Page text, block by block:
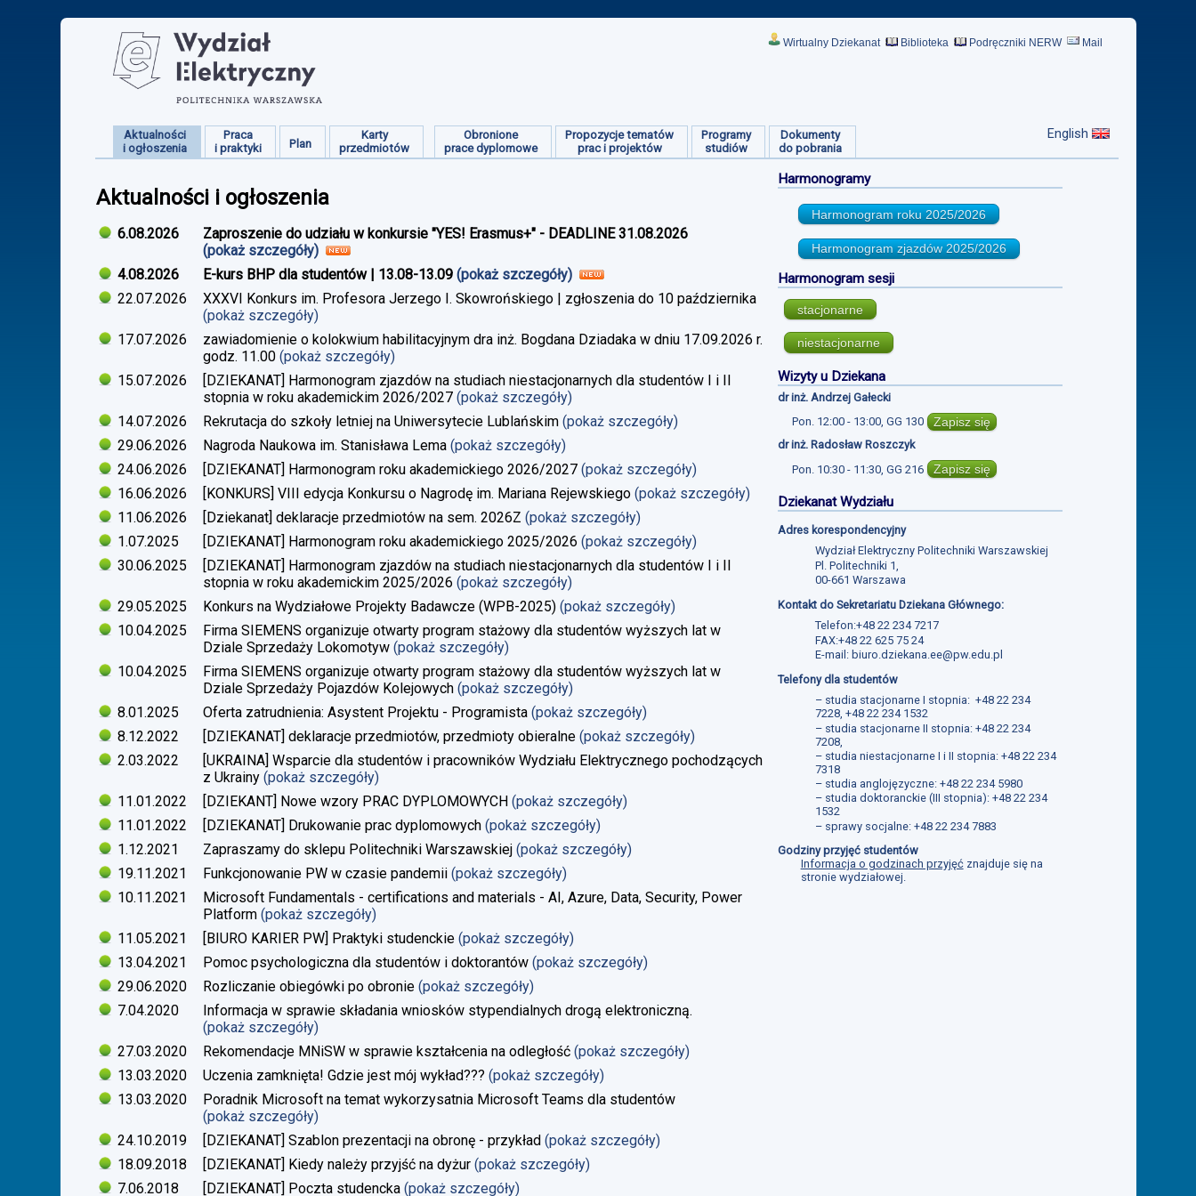
Wirtualny Dziekanat Biblioteka Podręczniki NERW Mail
Aktualności
i ogłoszenia
Praca
i praktyki
Plan
Karty
przedmiotów
Obronione
prace dyplomowe
Propozycje tematów
prac i projektów
Programy
studiów
Dokumenty
do pobrania
English
Aktualności i ogłoszenia
6.08.2026
Zaproszenie do udziału w konkursie "YES! Erasmus+" - DEADLINE 31.08.2026
(pokaż szczegóły)
4.08.2026
E-kurs BHP dla studentów | 13.08-13.09 (pokaż szczegóły)
22.07.2026
XXXVI Konkurs im. Profesora Jerzego I. Skowrońskiego | zgłoszenia do 10 października
(pokaż szczegóły)
17.07.2026
zawiadomienie o kolokwium habilitacyjnym dra inż. Bogdana Dziadaka w dniu 17.09.2026 r.
godz. 11.00 (pokaż szczegóły)
15.07.2026
[DZIEKANAT] Harmonogram zjazdów na studiach niestacjonarnych dla studentów I i II
stopnia w roku akademickim 2026/2027 (pokaż szczegóły)
14.07.2026
Rekrutacja do szkoły letniej na Uniwersytecie Lublańskim (pokaż szczegóły)
29.06.2026
Nagroda Naukowa im. Stanisława Lema (pokaż szczegóły)
24.06.2026
[DZIEKANAT] Harmonogram roku akademickiego 2026/2027 (pokaż szczegóły)
16.06.2026
[KONKURS] VIII edycja Konkursu o Nagrodę im. Mariana Rejewskiego (pokaż szczegóły)
11.06.2026
[Dziekanat] deklaracje przedmiotów na sem. 2026Z (pokaż szczegóły)
1.07.2025
[DZIEKANAT] Harmonogram roku akademickiego 2025/2026 (pokaż szczegóły)
30.06.2025
[DZIEKANAT] Harmonogram zjazdów na studiach niestacjonarnych dla studentów I i II
stopnia w roku akademickim 2025/2026 (pokaż szczegóły)
29.05.2025
Konkurs na Wydziałowe Projekty Badawcze (WPB-2025) (pokaż szczegóły)
10.04.2025
Firma SIEMENS organizuje otwarty program stażowy dla studentów wyższych lat w
Dziale Sprzedaży Lokomotyw (pokaż szczegóły)
10.04.2025
Firma SIEMENS organizuje otwarty program stażowy dla studentów wyższych lat w
Dziale Sprzedaży Pojazdów Kolejowych (pokaż szczegóły)
8.01.2025
Oferta zatrudnienia: Asystent Projektu - Programista (pokaż szczegóły)
8.12.2022
[DZIEKANAT] deklaracje przedmiotów, przedmioty obieralne (pokaż szczegóły)
2.03.2022
[UKRAINA] Wsparcie dla studentów i pracowników Wydziału Elektrycznego pochodzących
z Ukrainy (pokaż szczegóły)
11.01.2022
[DZIEKANT] Nowe wzory PRAC DYPLOMOWYCH (pokaż szczegóły)
11.01.2022
[DZIEKANAT] Drukowanie prac dyplomowych (pokaż szczegóły)
1.12.2021
Zapraszamy do sklepu Politechniki Warszawskiej (pokaż szczegóły)
19.11.2021
Funkcjonowanie PW w czasie pandemii (pokaż szczegóły)
10.11.2021
Microsoft Fundamentals - certifications and materials - AI, Azure, Data, Security, Power
Platform (pokaż szczegóły)
11.05.2021
[BIURO KARIER PW] Praktyki studenckie (pokaż szczegóły)
13.04.2021
Pomoc psychologiczna dla studentów i doktorantów (pokaż szczegóły)
29.06.2020
Rozliczanie obiegówki po obronie (pokaż szczegóły)
7.04.2020
Informacja w sprawie składania wniosków stypendialnych drogą elektroniczną.
(pokaż szczegóły)
27.03.2020
Rekomendacje MNiSW w sprawie kształcenia na odległość (pokaż szczegóły)
13.03.2020
Uczenia zamknięta! Gdzie jest mój wykład??? (pokaż szczegóły)
13.03.2020
Poradnik Microsoft na temat wykorzysatnia Microsoft Teams dla studentów
(pokaż szczegóły)
24.10.2019
[DZIEKANAT] Szablon prezentacji na obronę - przykład (pokaż szczegóły)
18.09.2018
[DZIEKANAT] Kiedy należy przyjść na dyżur (pokaż szczegóły)
7.06.2018
[DZIEKANAT] Poczta studencka (pokaż szczegóły)
Harmonogramy
Harmonogram roku2025/2026
Harmonogram zjazdów2025/2026
Harmonogram sesji
stacjonarne
niestacjonarne
Wizyty u Dziekana
dr inż. Andrzej Gałecki
Pon. 12:00 - 13:00, GG 130 Zapisz się
dr inż. Radosław Roszczyk
Pon. 10:30 - 11:30 GG 216 Zapisz się
Dziekanat Wydziału
Adres korespondencyjny
Wydział Elektryczny Politechniki Warszawskiej
Pl. Politechniki 1,
00-661 Warszawa
Kontakt do Sekretariatu Dziekana Głównego:
Telefon:+48 22 234 7217
FAX:+48 22 625 75 24
E-mail: biuro.dziekana.ee@pw.edu.pl
Telefony dla studentów
– studia stacjonarne I stopnia: +48 22 234
7228, +48 22 234 1532
– studia stacjonarne II stopnia: +48 22 234
7208,
– studia niestacjonarne I i II stopnia: +48 22 234
7318
– studia anglojęzyczne: +48 22 234 5980
– studia doktoranckie (III stopnia): +48 22 234
1532
– sprawy socjalne: +48 22 234 7883
Godziny przyjęć studentów
Informacja o godzinach przyjęćznajduje się na
stronie wydziałowej.